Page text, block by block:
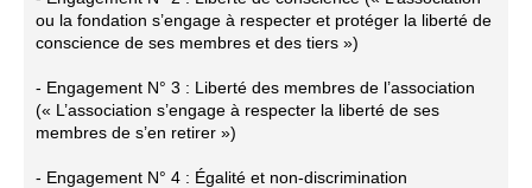
ou la fondation s’engage à respecter et protéger la liberté de
conscience de ses membres et des tiers »)
- Engagement N° 3 : Liberté des membres de l’association
(« L’association s’engage à respecter la liberté de ses
membres de s’en retirer »)
- Engagement N° 4 : Égalité et non-discrimination